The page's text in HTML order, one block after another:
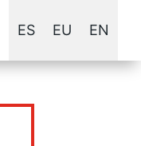
ES EU EN